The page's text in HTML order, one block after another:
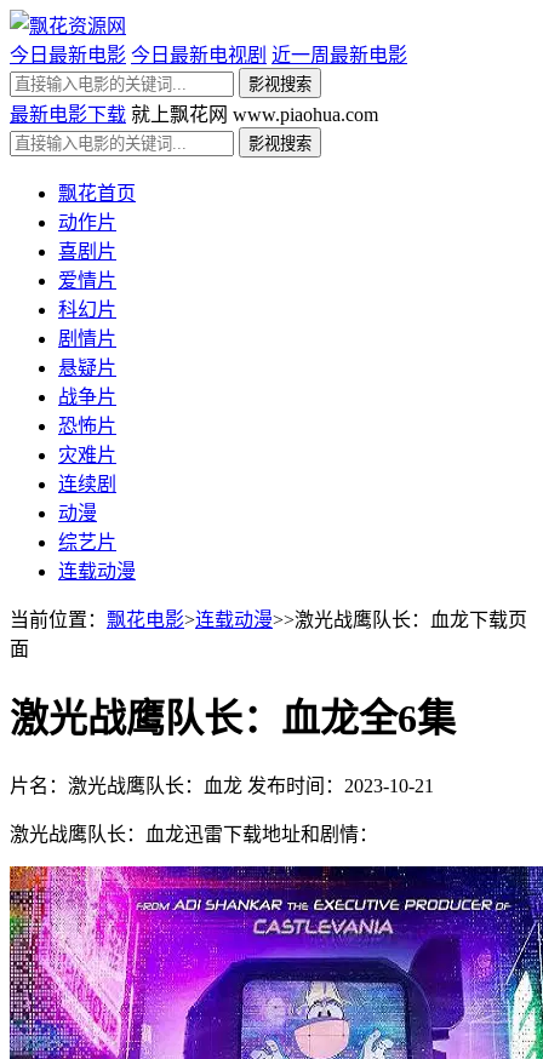
今日最新电影 今日最新电视剧 近一周最新电影
最新电影下载 就上飘花网 www.piaohua.com
飘花首页
动作片
喜剧片
爱情片
科幻片
剧情片
悬疑片
战争片
恐怖片
灾难片
连续剧
动漫
综艺片
连载动漫
当前位置： 飘花电影>连载动漫>>激光战鹰队长：血龙下载页
面
激光战鹰队长：血龙全6集
片名：激光战鹰队长：血龙 发布时间：2023-10-21
激光战鹰队长：血龙迅雷下载地址和剧情：